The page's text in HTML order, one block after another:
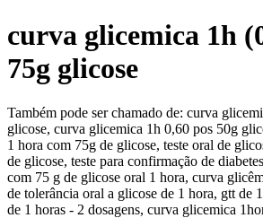
curva glicemica 1h
75g glicose
Também pode ser chamado de: curva
glicose, curva glicemica 1h 0,60 pos 50g
1 hora com 75g de glicose, teste oral de
de glicose, teste para confirmação de
com 75 g de glicose oral 1 hora, curva
de tolerância oral a glicose de 1 hora, gtt de
de 1 horas - 2 dosagens, curva glicemica